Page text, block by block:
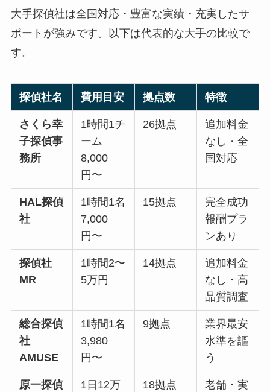
大手探偵社は全国対応・豊富な実績・充実したサ
ポートが強みです。以下は代表的な大手の比較で
す。
探偵社名 費用目安 拠点数 特徴
さくら幸
子探偵事
務所
1時間1チ
ーム
8,000
円〜
26拠点
追加料金
なし・全
国対応
HAL探偵
社
1時間1名
7,000
円〜
15拠点
完全成功
報酬プラ
ンあり
探偵社
MR
1時間2〜
5万円
14拠点
追加料金
なし・高
品質調査
総合探偵
社
AMUSE
1時間1名
3,980
円〜
9拠点
業界最安
水準を謳
う
原一探偵
1日12万
18拠点
老舗・実